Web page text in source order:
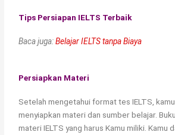
Tips Persiapan IELTS Terbaik
Baca juga:Belajar IELTS tanpa Biaya
Persiapkan Materi
Setelah mengetahui format tes IELTS,
menyiapkan materi dan sumber belajar.
materi IELTS yang harus Kamu miliki. Kamu